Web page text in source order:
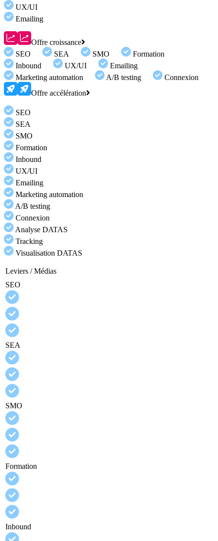
UX/UI
Emailing
Offre croissance
SEO
SEA SMO
Formation
Inbound
UX/UI
Emailing
Marketing automation
A/B testing
Connexion
Offre accélération
SEO
SEA
SMO
Formation
Inbound
UX/UI
Emailing
Marketing automation
A/B testing
Connexion
Analyse DATAS
Tracking
Visualisation DATAS
Leviers / Médias
SEO
SEA
SMO
Formation
Inbound